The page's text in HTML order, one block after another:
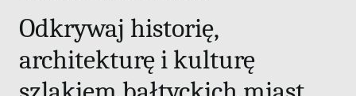
Odkrywaj historię,
architekturę i kulturę